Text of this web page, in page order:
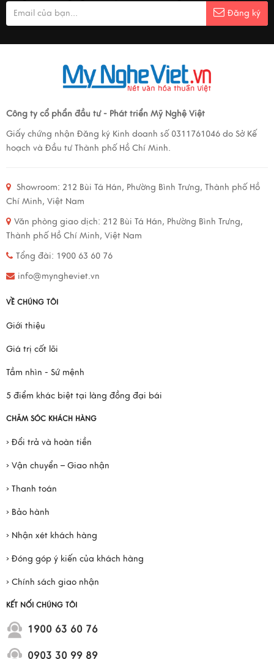
Đăng ký
Công ty cổ phẩn đầu tư - Phát triển Mỹ Nghệ Việt
Giấy chứng nhận Đăng ký Kinh doanh số 0311761046 do Sở Kế
hoạch và Đầu tư Thành phố Hồ Chí Minh.
Showroom: 212 Bùi Tá Hán, Phường Bình Trưng, Thành phố Hồ
Chí Minh, Việt Nam
Văn phòng giao dịch: 212 Bùi Tá Hán, Phường Bình Trưng,
Thành phố Hồ Chí Minh, Việt Nam
Tổng đài: 1900 63 60 76
info@myngheviet.vn
VỀ CHÚNG TÔI
Giới thiệu
Giá trị cốt lõi
Tầm nhìn - Sứ mệnh
5 điểm khác biệt tại làng đồng đại bái
CHĂM SÓC KHÁCH HÀNG
› Đổi trả và hoàn tiền
› Vận chuyển – Giao nhận
› Thanh toán
› Bảo hành
› Nhận xét khách hàng
› Đóng góp ý kiến của khách hàng
› Chính sách giao nhận
KẾT NỐI CHÚNG TÔI
1900 63 60 76
0903 30 99 89